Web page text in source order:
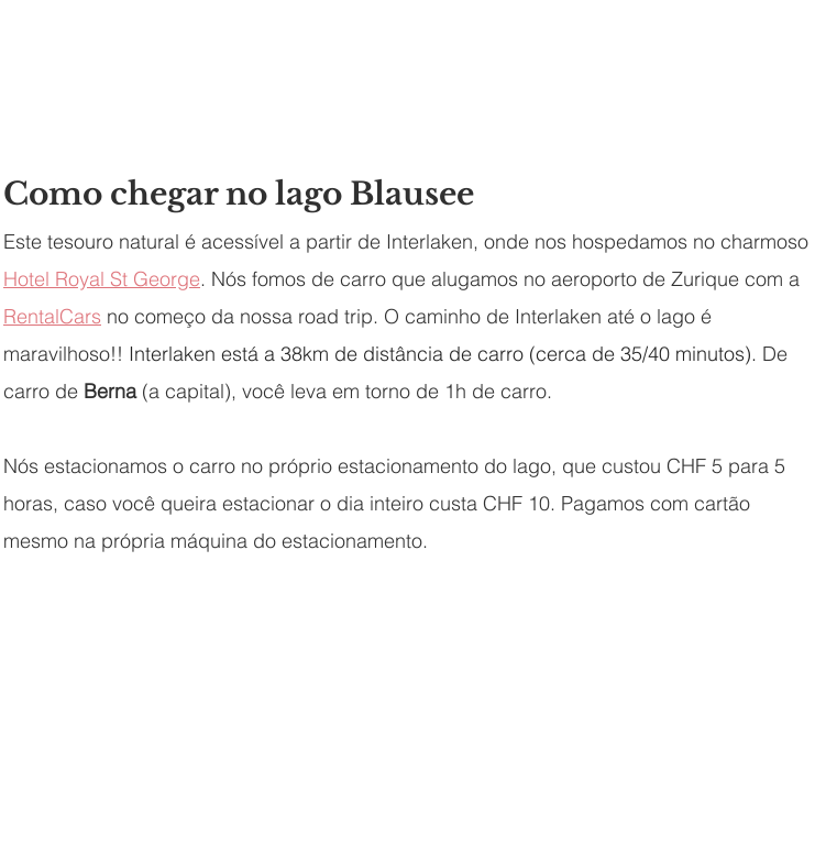
Como chegar no lago Blausee
Este tesouro natural é acessível a partir de Interlaken, onde nos hospedamos no charmoso
Hotel Royal St George. Nós fomos de carro que alugamos no aeroporto de Zurique com a
RentalCars no começo da nossa road trip. O caminho de Interlaken até o lago é
maravilhoso!! Interlaken está a 38km de distância de carro (cerca de 35/40 minutos). De
carro de Berna (a capital), você leva em torno de 1h de carro.
Nós estacionamos o carro no próprio estacionamento do lago, que custou CHF 5 para 5
horas, caso você queira estacionar o dia inteiro custa CHF 10. Pagamos com cartão
mesmo na própria máquina do estacionamento.